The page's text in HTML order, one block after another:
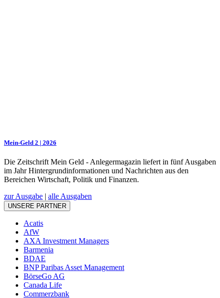
Mein-Geld 2 | 2026
Die Zeitschrift Mein Geld - Anlegermagazin liefert in fünf Ausgaben
im Jahr Hintergrundinformationen und Nachrichten aus den
Bereichen Wirtschaft, Politik und Finanzen.
zur Ausgabe | alle Ausgaben
UNSERE PARTNER
Acatis
AfW
AXA Investment Managers
Barmenia
BDAE
BNP Paribas Asset Management
BörseGo AG
Canada Life
Commerzbank